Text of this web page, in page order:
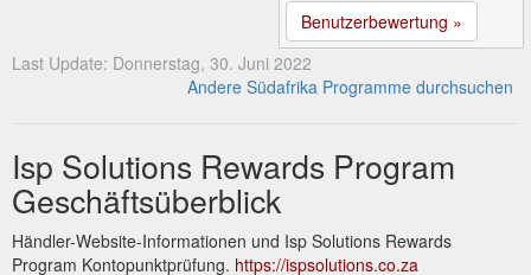
Benutzerbewertung »
Last Update: Donnerstag, 30. Juni 2022
Andere Südafrika Programme durchsuchen
Isp Solutions Rewards Program
Geschäftsüberblick
Händler-Website-Informationen und Isp Solutions Rewards
Program Kontopunktprüfung. https://ispsolutions.co.za